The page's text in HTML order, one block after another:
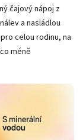
čajový nápoj z
a nasládlou
celou rodinu, na
méně